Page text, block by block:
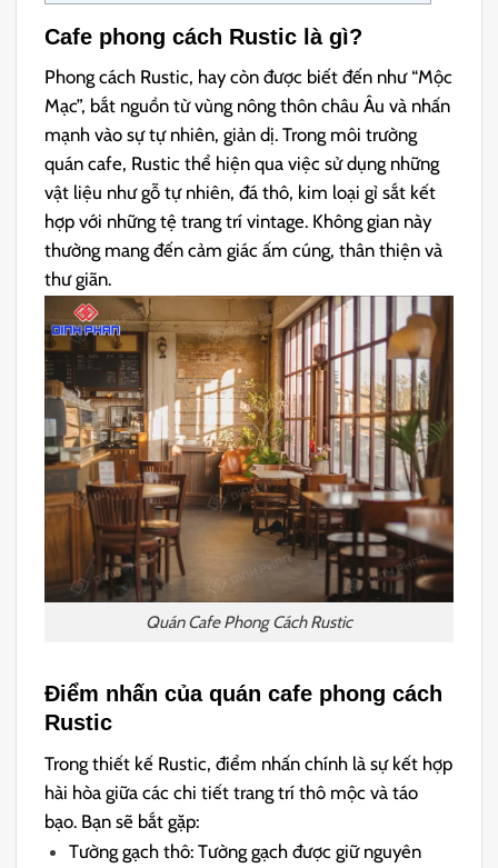
Cafe phong cách Rustic là gì?
Phong cách Rustic, hay còn được biết đến như “Mộc
Mạc”, bắt nguồn từ vùng nông thôn châu Âu và nhấn
mạnh vào sự tự nhiên, giản dị. Trong môi trường
quán cafe, Rustic thể hiện qua việc sử dụng những
vật liệu như gỗ tự nhiên, đá thô, kim loại gỉ sắt kết
hợp với những tệ trang trí vintage. Không gian này
thường mang đến cảm giác ấm cúng, thân thiện và
thư giãn.
Quán Cafe Phong Cách Rustic
Điểm nhấn của quán cafe phong cách
Rustic
Trong thiết kế Rustic, điểm nhấn chính là sự kết hợp
hài hòa giữa các chi tiết trang trí thô mộc và táo
bạo. Bạn sẽ bắt gặp:
Tường gạch thô: Tường gạch được giữ nguyên